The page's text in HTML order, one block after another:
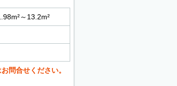
～13.2m²
問合せください。